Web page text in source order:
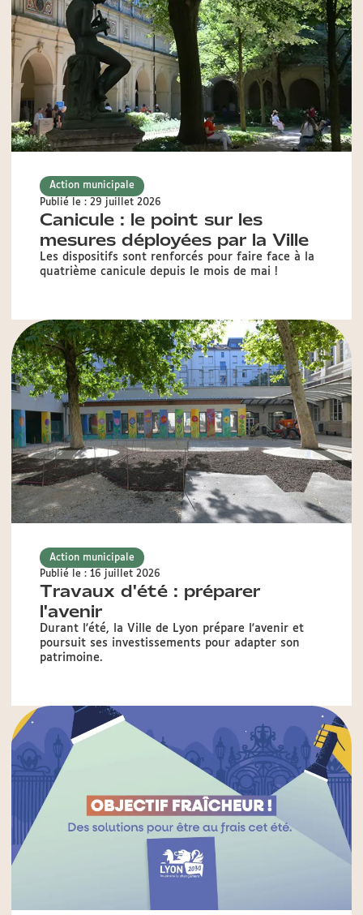
Action municipale
Publié le : 29 juillet 2026
Canicule : le point sur les
mesures déployées par la Ville
Les dispositifs sont renforcés pour faire face à la
quatrième canicule depuis le mois de mai !
Action municipale
Publié le : 16 juillet 2026
Travaux d'été : préparer
l'avenir
Durant l'été, la Ville de Lyon prépare l'avenir et
poursuit ses investissements pour adapter son
patrimoine.